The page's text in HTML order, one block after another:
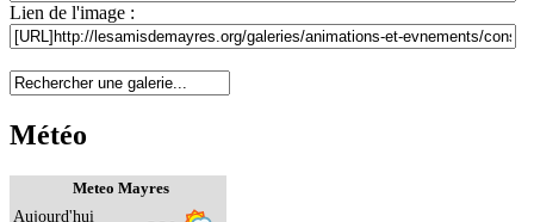
Lien de l'image :
Météo
Meteo Mayres